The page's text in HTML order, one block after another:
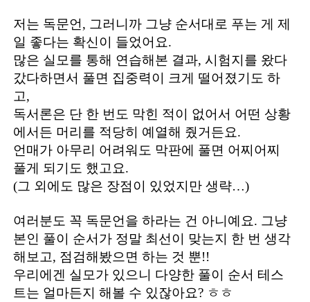
저는 독문언, 그러니까 그냥 순서대로 푸는 게 제
일 좋다는 확신이 들었어요.
많은 실모를 통해 연습해본 결과, 시험지를 왔다
갔다하면서 풀면 집중력이 크게 떨어졌기도 하
고,
독서론은 단 한 번도 막힌 적이 없어서 어떤 상황
에서든 머리를 적당히 예열해 줬거든요.
언매가 아무리 어려워도 막판에 풀면 어찌어찌
풀게 되기도 했고요.
(그 외에도 많은 장점이 있었지만 생략…)
여러분도 꼭 독문언을 하라는 건 아니예요. 그냥
본인 풀이 순서가 정말 최선이 맞는지 한 번 생각
해보고, 점검해봤으면 하는 것 뿐!!
우리에겐 실모가 있으니 다양한 풀이 순서 테스
트는 얼마든지 해볼 수 있잖아요? ㅎㅎ